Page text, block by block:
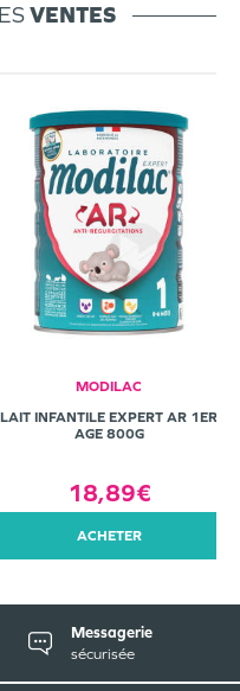
VENTES
MODILAC
LAIT INFANTILE EXPERT AR 1ER
AGE 800G
18,89€
ACHETER
Messagerie
sécurisée